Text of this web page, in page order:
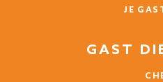
JE
GAST